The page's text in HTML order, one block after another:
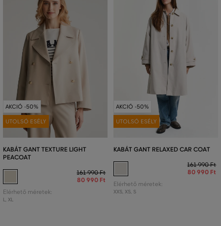
AKCIÓ -50%
UTOLSÓ ESÉLY
KABÁT GANT TEXTURE LIGHT
PEACOAT
161 990 Ft
80 990 Ft
Elérhető méretek:
L, XL
AKCIÓ -50%
UTOLSÓ ESÉLY
KABÁT GANT RELAXED CAR COAT
161 990 Ft
80 990 Ft
Elérhető méretek:
XXS, XS, S